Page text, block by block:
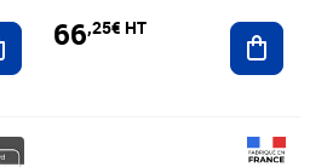
Ajouter au panier
66,25€ HT